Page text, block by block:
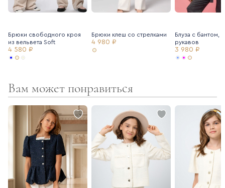
Брюки свободного кроя
из вельвета Soft
4 580 ₽
Брюки клеш со стрелками
4 980 ₽
Блуза с бантом,
рукавов
3 980 ₽
Вам может понравиться